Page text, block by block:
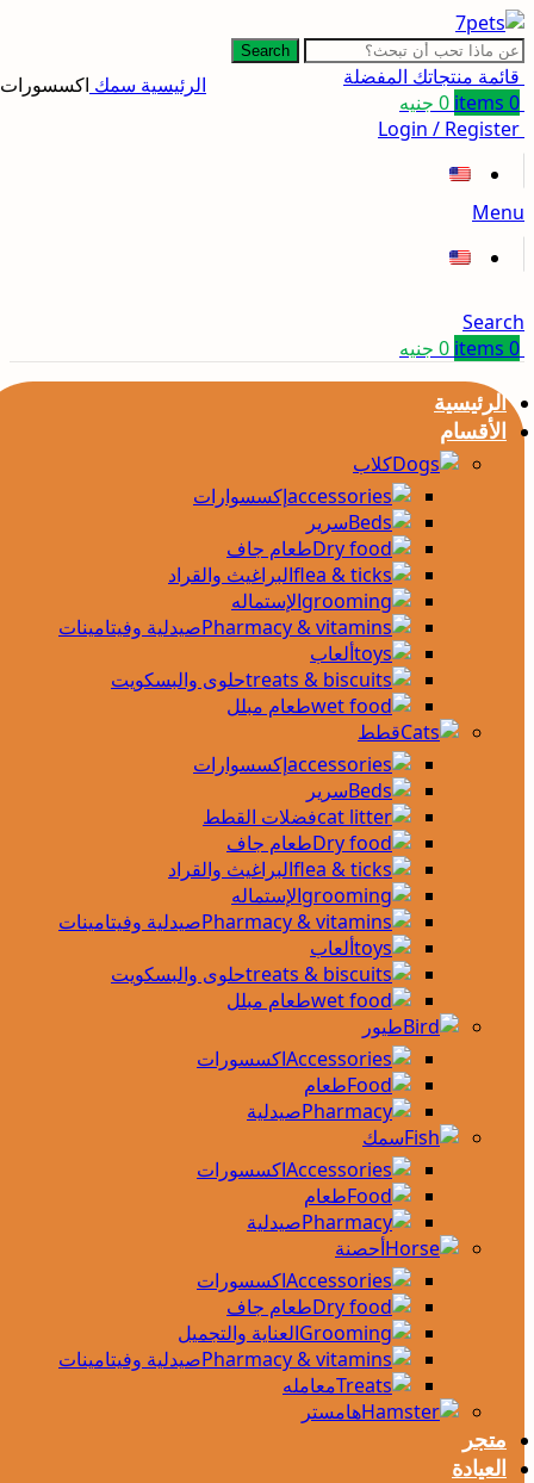
Search
قائمة منتجاتك المفضلة
0
items
0 جنيه
Login / Register
Menu
Search
0
items
0 جنيه
الرئيسية
الأقسام
كلاب
إكسسوارات
سرير
طعام جاف
البراغيث والقراد
الإستماله
صيدلية وفيتامينات
ألعاب
حلوى والبسكويت
طعام مبلل
قطط
إكسسوارات
سرير
فضلات القطط
طعام جاف
البراغيث والقراد
الإستماله
صيدلية وفيتامينات
ألعاب
حلوى والبسكويت
طعام مبلل
طيور
اكسسورات
طعام
صيدلية
سمك
اكسسورات
طعام
صيدلية
أحصنة
اكسسورات
طعام جاف
العناية والتجميل
صيدلية وفيتامينات
معامله
هامستر
متجر
العيادة
الرئيسية سمك اكسسورات